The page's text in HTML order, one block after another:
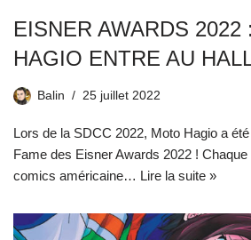
EISNER AWARDS 2022
HAGIO ENTRE AU
Balin 25 juillet 2022
Lors de la SDCC 2022, Moto Hagio a
Fame des Eisner Awards 2022 ! Chaque
comics américaine… Lire la suite »